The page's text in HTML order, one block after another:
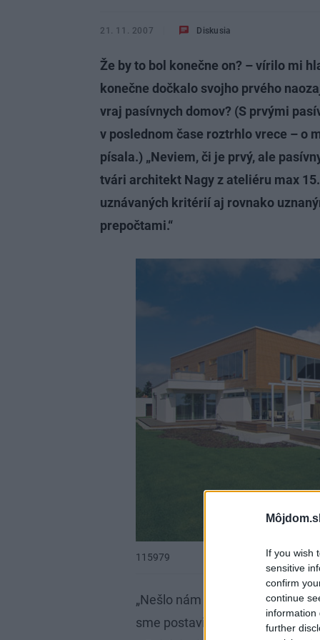
If you wish
sensitive
confirm
continue
information
further
21. 11. 2007 Diskusia
Že by to bol konečne on? – vírilo mi
konečne dočkalo svojho prvého
vraj pasívnych domov? (S prvými
v poslednom čase roztrhlo vrece – o
písala.) „Neviem, či je prvý, ale
tvári architekt Nagy z ateliéru max
uznávaných kritérií aj rovnako
prepočtami.“
115979
„Nešlo nám o to postaviť prvý
sme postaviť pasívny dom v